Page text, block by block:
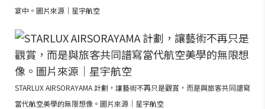
宴中。圖片來源｜星宇航空
STARLUX AIRSORAYAMA 計劃，讓藝術不再只是觀賞，而是與旅客共同譜寫
當代航空美學的無限想像。圖片來源｜星宇航空